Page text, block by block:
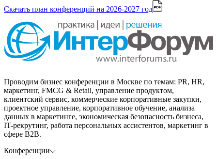
Скачать план конференций на 2026-2027 год
Проводим бизнес конференции в Москве по темам: PR, HR,
маркетинг, FMCG & Retail, управление продуктом,
клиентский сервис, коммерческие корпоративные закупки,
проектное управление, корпоративное обучение, анализа
данных в маркетинге, экономическая безопасность бизнеса,
IT-рекрутинг, работа персональных ассистентов, маркетинг в
сфере B2B.
Конференции